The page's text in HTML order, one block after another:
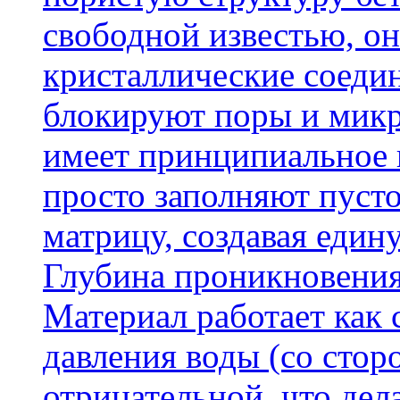
свободной известью,
кристаллические
блокируют поры и
имеет
просто заполняют
матрицу, создавая
Глубина
Материал работает
давления воды (со